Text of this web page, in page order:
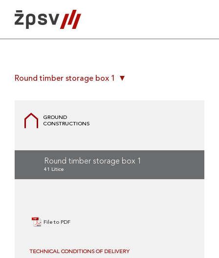
content
Round timber storage box 1
GROUND
CONSTRUCTIONS
Round timber storage box 1
41 Litice
File to PDF
TECHNICAL CONDITIONS OF DELIVERY